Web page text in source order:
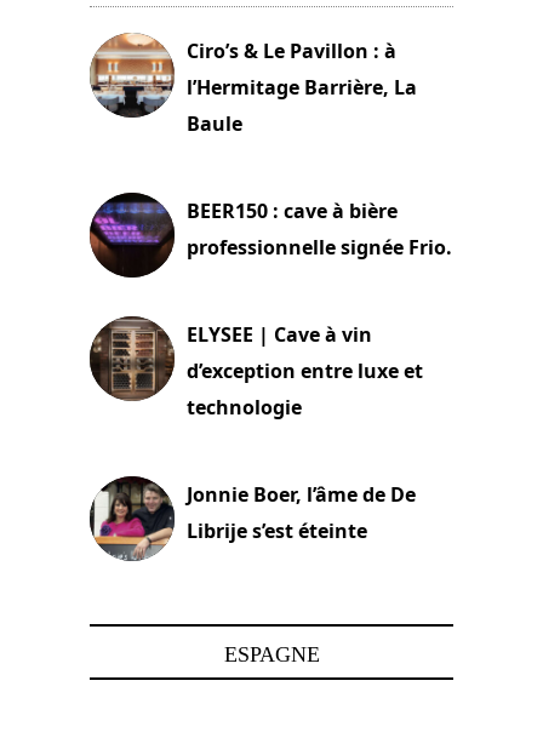
Ciro’s & Le Pavillon : à
l’Hermitage Barrière, La
Baule
BEER150 : cave à bière
professionnelle signée Frio.
ELYSEE | Cave à vin
d’exception entre luxe et
technologie
Jonnie Boer, l’âme de De
Librije s’est éteinte
ESPAGNE